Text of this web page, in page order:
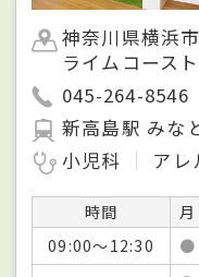
神奈川県横浜
ライムコース
045-264-8546
新高島駅 みな
小児科
アレ
時間 月
09:00～12:30
●